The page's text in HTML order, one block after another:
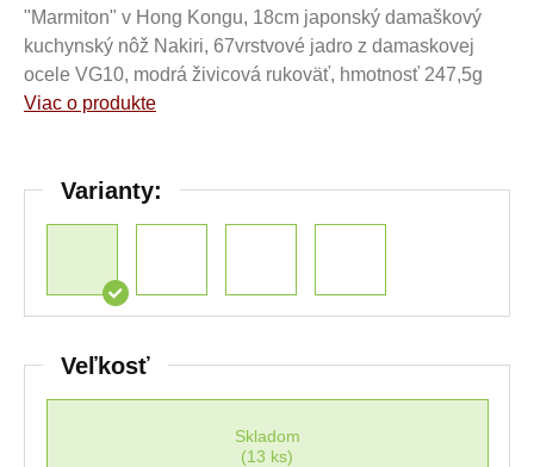
"Marmiton" v Hong Kongu, 18cm japonský damaškový
kuchynský nôž Nakiri, 67vrstvové jadro z damaskovej
ocele VG10, modrá živicová rukoväť, hmotnosť 247,5g
Viac o produkte
Varianty:
Veľkosť
Skladom
(13 ks)